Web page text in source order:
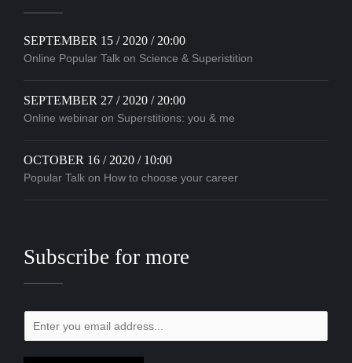
SEPTEMBER 15 / 2020 / 20:00
Online Popular Talk on Science & Superistition
SEPTEMBER 27 / 2020 / 20:00
Online webinar on Superstitions: you & me
OCTOBER 16 / 2020 / 10:00
Popular Talk on How to choose your career
Subscribe for more